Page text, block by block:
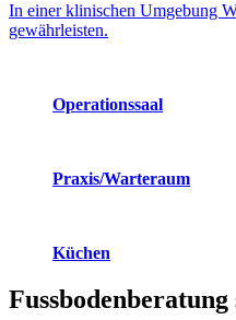
In einer klinischen Umgebung
gewährleisten.
Operationssaal
Praxis/Warteraum
Küchen
Fussbodenberatung